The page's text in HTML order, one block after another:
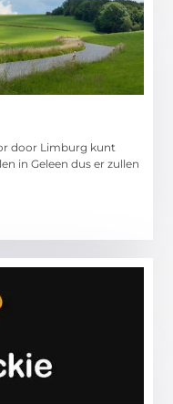
door Limburg kunt
in Geleen dus er zullen